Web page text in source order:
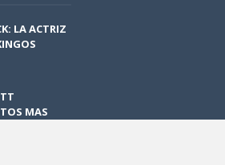
LA ACTRIZ
MAS